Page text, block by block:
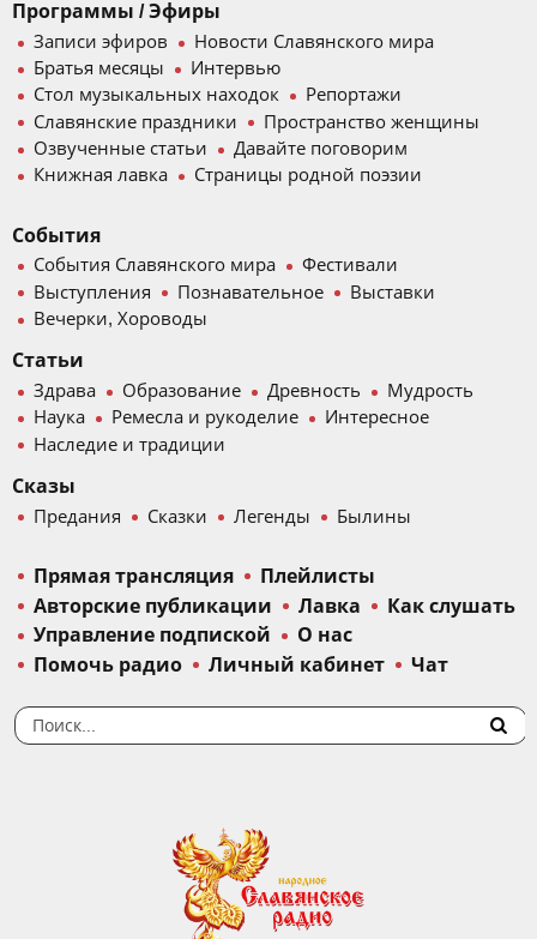
Программы / Эфиры
Записи эфиров
Новости Славянского мира
Братья месяцы
Интервью
Стол музыкальных находок
Репортажи
Славянские праздники
Пространство женщины
Озвученные статьи
Давайте поговорим
Книжная лавка
Страницы родной поэзии
События
События Славянского мира
Фестивали
Выступления
Познавательное
Выставки
Вечерки, Хороводы
Статьи
Здрава Образование Древность
Мудрость
Наука
Ремесла и рукоделие
Интересное
Наследие и традиции
Сказы
Предания Сказки Легенды Былины
Прямая трансляция
Плейлисты
Авторские публикации
Лавка
Как слушать
Управление подпиской
О нас
Помочь радио
Личный кабинет Чат